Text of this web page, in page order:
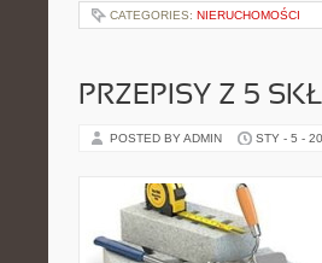
CATEGORIES: NIERUCHOMOŚCI
PRZEPISY Z 5
POSTED BY ADMIN STY - 5 -